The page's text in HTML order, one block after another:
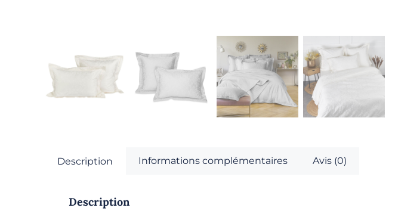
Description Informations complémentaires Avis (0)
Description